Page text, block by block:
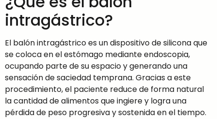
intragástrico?
El balón intragástrico es un dispositivo de silicona que
se coloca en el estómago mediante endoscopia,
ocupando parte de su espacio y generando una
sensación de saciedad temprana. Gracias a este
procedimiento, el paciente reduce de forma natural
la cantidad de alimentos que ingiere y logra una
pérdida de peso progresiva y sostenida en el tiempo.